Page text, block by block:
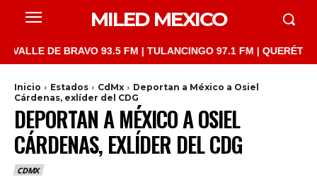
MILED MEXICO
DE BRAVO 93.5 FM | TULANCINGO 97.1 FM | QUERÉTARO
Inicio Estados CdMx
Deportan a México a Osiel
Cárdenas, exlíder del CDG
DEPORTAN A MÉXICO A OSIEL
CÁRDENAS, EXLÍDER DEL CDG
CDMX